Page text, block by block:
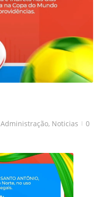
Administração, Noticias | 0